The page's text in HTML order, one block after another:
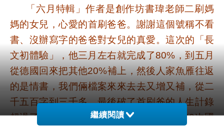
「六月特輯」作者是創作坊書瑋老師二刷媽
媽的女兒，心愛的首刷爸爸。謝謝這個號稱不看
書、沒辦寫字的爸爸對女兒的真愛。這次的「長
文初體驗」，他三月左右就完成了80%，到五月
從德國回來把其他20%補上，然後人家魚雁往返
的是情書，我們倆檔案來來去去又增又補，從二
千五百字到三千多，最後破了首刷爸的人生計錄
超過了五千，按他的說法，至少可以完成
20次國
繼續閱讀